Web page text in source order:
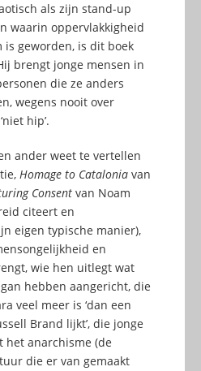
als zijn stand-up
waarin oppervlakkigheid
geworden, is dit boek
brengt jonge mensen in
die ze anders
wegens nooit over
hip’.
ander weet te vertellen
Homage to Catalonia van
Consent van Noam
citeert en
eigen typische manier),
en
wie hen uitlegt wat
hebben aangericht, die
veel meer is ‘dan een
Brand lijkt’, die jonge
anarchisme (de
die er van gemaakt